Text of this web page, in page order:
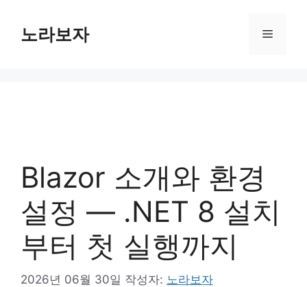
노라보자 메
Blazor 소개와 환경
설정 — .NET 8 설치
부터 첫 실행까지
2026년 06월 30일 작성자: 노라보자